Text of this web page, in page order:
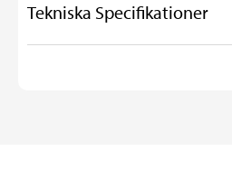
Tekniska Specifikationer